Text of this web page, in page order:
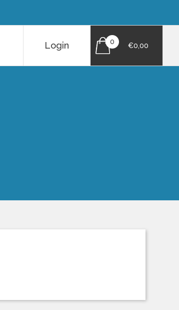
Login 0 €0,00